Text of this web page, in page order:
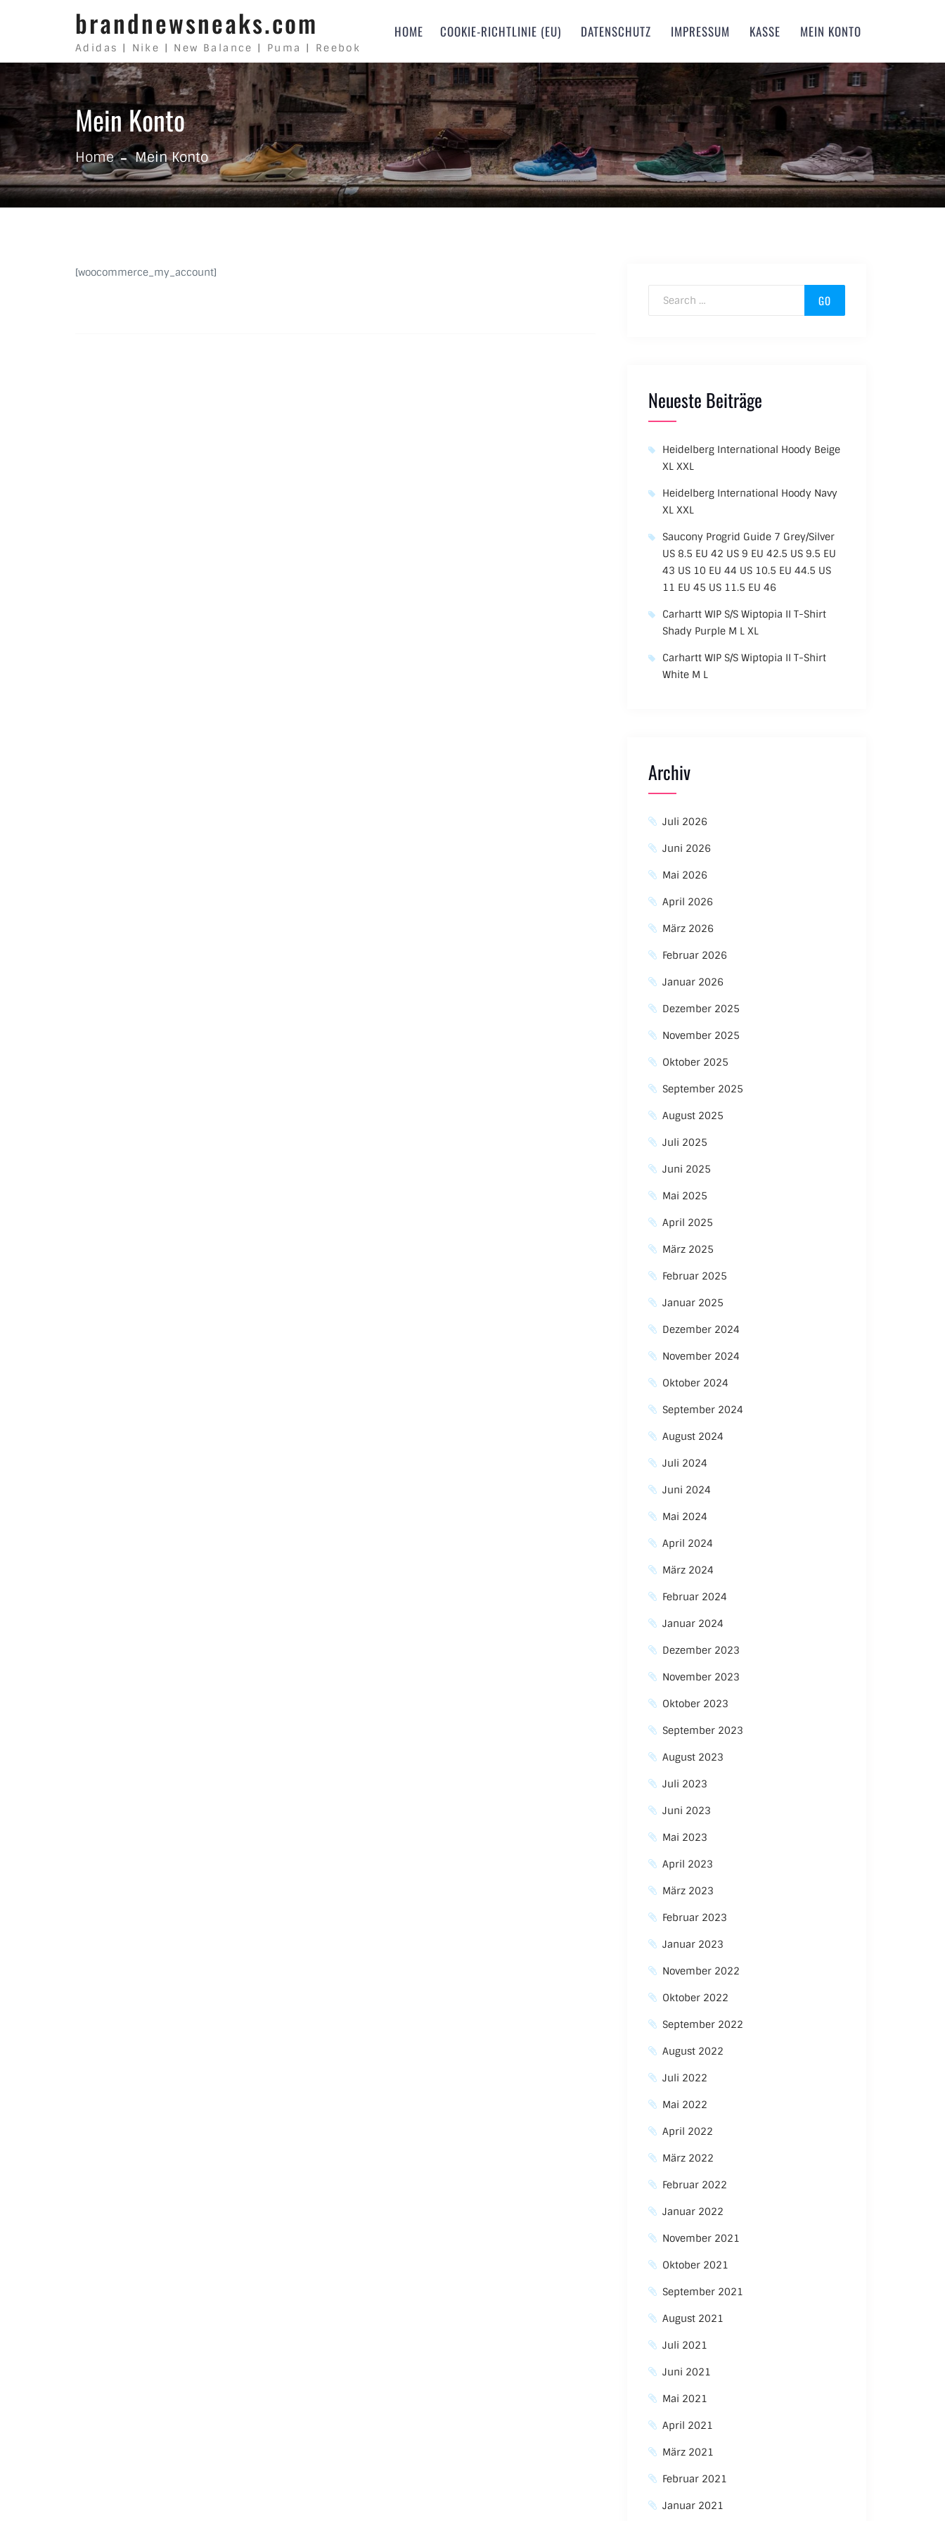
brandnewsneaks.com
Adidas | Nike | New Balance | Puma | Reebok
HOME COOKIE-RICHTLINIE (EU) DATENSCHUTZ IMPRESSUM KASSE MEIN KONTO
Mein Konto
Home Mein Konto
[woocommerce_my_account]
Search for:
Neueste Beiträge
Heidelberg International Hoody Beige
XL XXL
Heidelberg International Hoody Navy
XL XXL
Saucony Progrid Guide 7 Grey/Silver
US 8.5 EU 42 US 9 EU 42.5 US 9.5 EU
43 US 10 EU 44 US 10.5 EU 44.5 US
11 EU 45 US 11.5 EU 46
Carhartt WIP S/S Wiptopia II T-Shirt
Shady Purple M L XL
Carhartt WIP S/S Wiptopia II T-Shirt
White M L
Archiv
Juli 2026
Juni 2026
Mai 2026
April 2026
März 2026
Februar 2026
Januar 2026
Dezember 2025
November 2025
Oktober 2025
September 2025
August 2025
Juli 2025
Juni 2025
Mai 2025
April 2025
März 2025
Februar 2025
Januar 2025
Dezember 2024
November 2024
Oktober 2024
September 2024
August 2024
Juli 2024
Juni 2024
Mai 2024
April 2024
März 2024
Februar 2024
Januar 2024
Dezember 2023
November 2023
Oktober 2023
September 2023
August 2023
Juli 2023
Juni 2023
Mai 2023
April 2023
März 2023
Februar 2023
Januar 2023
November 2022
Oktober 2022
September 2022
August 2022
Juli 2022
Mai 2022
April 2022
März 2022
Februar 2022
Januar 2022
November 2021
Oktober 2021
September 2021
August 2021
Juli 2021
Juni 2021
Mai 2021
April 2021
März 2021
Februar 2021
Januar 2021